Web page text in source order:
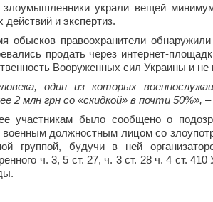
украли вещей
и экспертиз.
обысков правоохранители
продать через интернет-
Вооруженных сил Украины и
один из которых
2 млн грн со «скидкой» в почти 50%», –
участникам было сообщено о
должностным лицом со
группой, будучи в ней
ч. 3, 5 ст. 27, ч. 3 ст. 28 ч. 4 ст.